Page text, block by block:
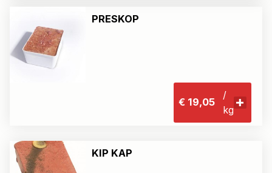
PRESKOP
€ 19,05
/
kg
KIP KAP